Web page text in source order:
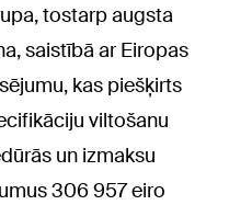
tostarp augsta
saistībā ar Eiropas
kas piešķirts
viltošanu
un izmaksu
306 957 eiro